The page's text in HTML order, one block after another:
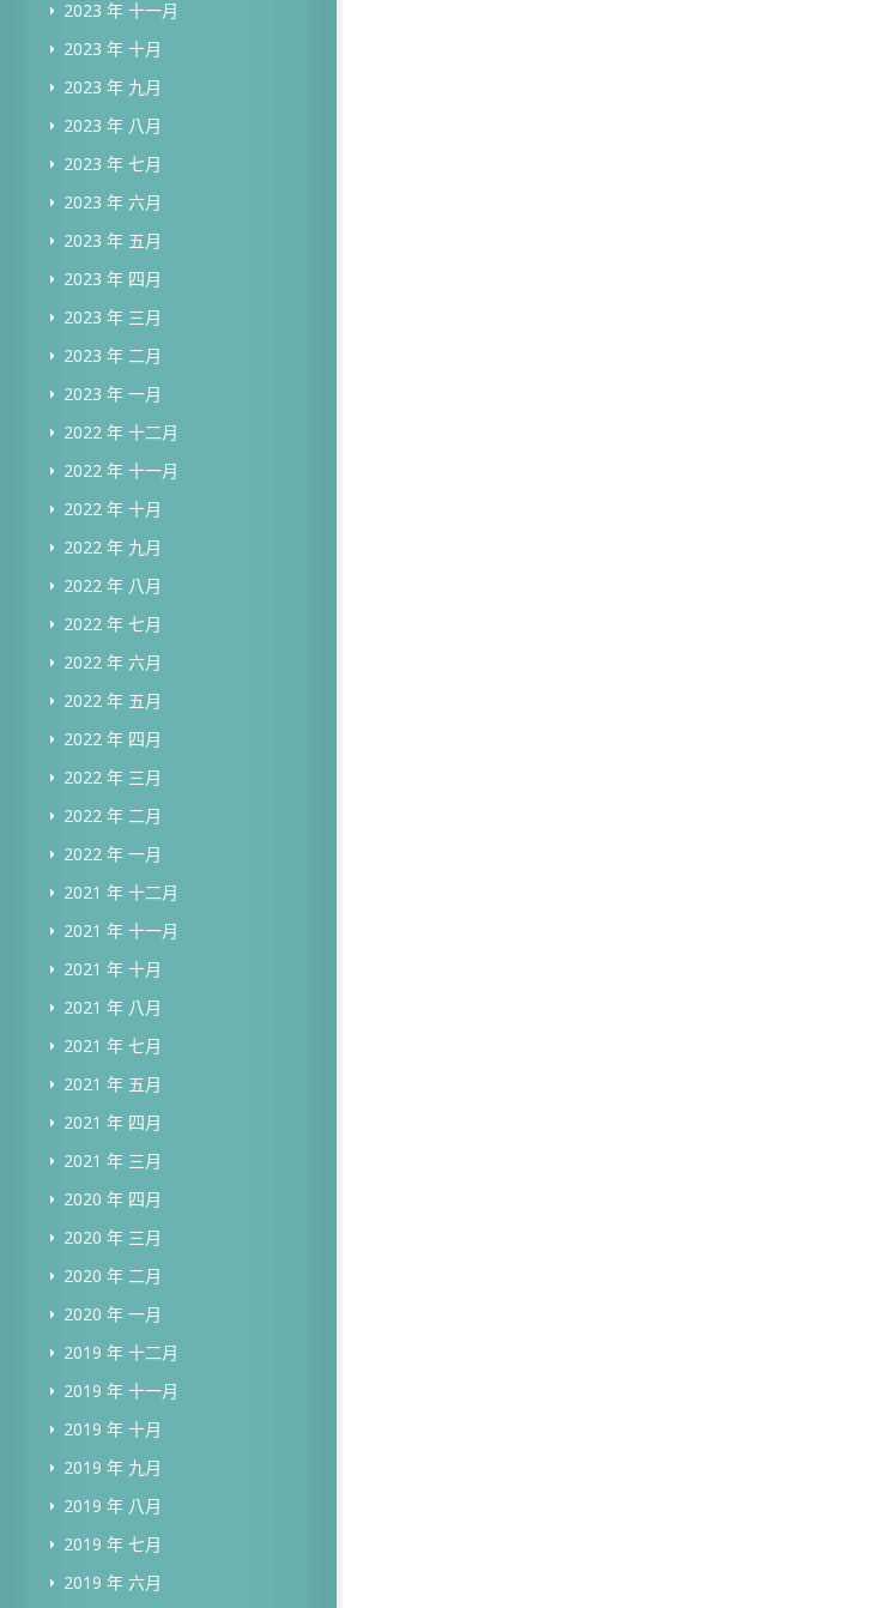
2023 年 十一月
2023 年 十月
2023 年 九月
2023 年 八月
2023 年 七月
2023 年 六月
2023 年 五月
2023 年 四月
2023 年 三月
2023 年 二月
2023 年 一月
2022 年 十二月
2022 年 十一月
2022 年 十月
2022 年 九月
2022 年 八月
2022 年 七月
2022 年 六月
2022 年 五月
2022 年 四月
2022 年 三月
2022 年 二月
2022 年 一月
2021 年 十二月
2021 年 十一月
2021 年 十月
2021 年 八月
2021 年 七月
2021 年 五月
2021 年 四月
2021 年 三月
2020 年 四月
2020 年 三月
2020 年 二月
2020 年 一月
2019 年 十二月
2019 年 十一月
2019 年 十月
2019 年 九月
2019 年 八月
2019 年 七月
2019 年 六月